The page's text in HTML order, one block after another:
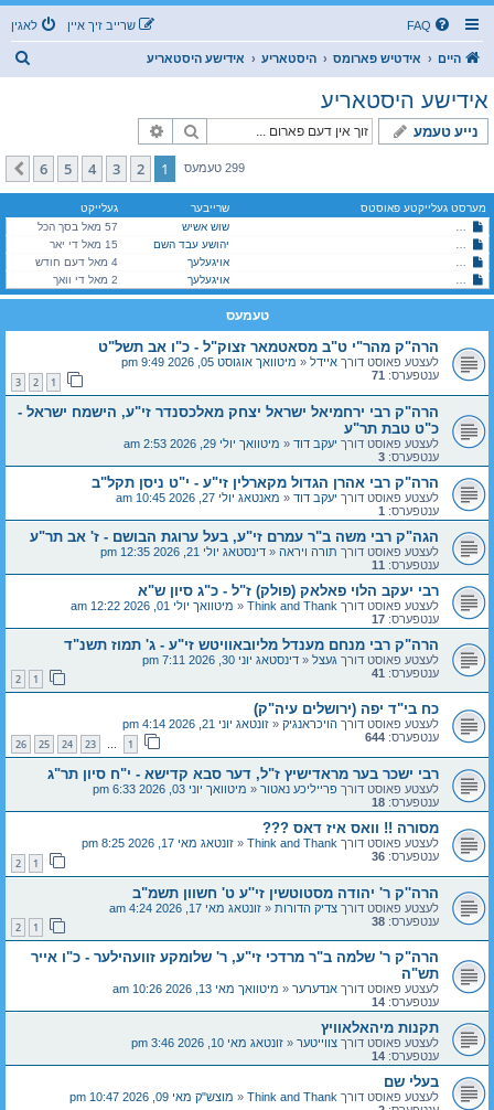
FAQ לאגין שרייב זיך איין
היים אידטיש פארומס היסטאריע אידישע היסטאריע
אידישע היסטאריע
נייע טעמע זוך
299 טעמעס 1
2
3
4
5
6
קומענדיגע
מערסט געלייקטע פאוסטס שרייבער
געלייקט
די לודמירע מויד - א פארנעפלטע געשיכטע אן קיין קלארע מסקנא
שוש אשיש
57 מאל בסך הכל
הרה"ק רבי מנחם מענדל מליובאוויטש זי"ע - ג' תמוז תשנ"דיהושע עבד השם
15 מאל די יאר
הרה"ק מהר"י ט"ב מסאטמאר זצוק"ל - כ"ו אב תשל"טאויגעלעך
4 מאל דעם חודש
הרה"ק מהר"י ט"ב מסאטמאר זצוק"ל - כ"ו אב תשל"טאויגעלעך 2 מאל די וואך
טעמעס
הרה"ק מהר"י ט"ב מסאטמאר זצוק"ל - כ"ו אב תשל"ט
לעצטע פאוסט דורך איידל « מיטוואך אוגוסט 05, 2026 9:49 pm
ענטפערס: 71
1
2
3
הרה"ק רבי ירחמיאל ישראל יצחק מאלכסנדר זי"ע, הישמח ישראל -
כ"ט טבת תר"ע
לעצטע פאוסט דורך יעקב דוד « מיטוואך יולי 29, 2026 2:53 am
ענטפערס: 3
הרה"ק רבי אהרן הגדול מקארלין זי"ע - י"ט ניסן תקל"ב
לעצטע פאוסט דורך יעקב דוד « מאנטאג יולי 27, 2026 10:45 am
ענטפערס: 1
הגה"ק רבי משה ב"ר עמרם זי"ע, בעל ערוגת הבושם - ז' אב תר"ע
לעצטע פאוסט דורך תורה ויראה « דינסטאג יולי 21, 2026 12:35 pm
ענטפערס: 11
רבי יעקב הלוי פאלאק (פולק) ז"ל - כ"ג סיון ש"א
לעצטע פאוסט דורך Think and Thank
« מיטוואך יולי 01, 2026 12:22 am
ענטפערס: 17
הרה"ק רבי מנחם מענדל מליובאוויטש זי"ע - ג' תמוז תשנ"ד
לעצטע פאוסט דורך געצל « דינסטאג יוני 30, 2026 7:11 pm
ענטפערס: 41
1
2
כח בי"ד יפה (ירושלים עיה"ק)
לעצטע פאוסט דורך הויכראנגיק « זונטאג יוני 21, 2026 4:14 pm
ענטפערס: 644
1
…
23
24
25
26
רבי ישכר בער מראדישיץ ז"ל, דער סבא קדישא - י"ח סיון תר"ג
לעצטע פאוסט דורך פרייליכע נאטור « מיטוואך יוני 03, 2026 6:33 pm
ענטפערס: 18
מסורה !! וואס איז דאס ???
לעצטע פאוסט דורך Think and Thank
« זונטאג מאי 17, 2026 8:25 pm
ענטפערס: 36
1
2
הרה''ק ר' יהודה מסטוטשין זי''ע ט' חשוון תשמ"ב
לעצטע פאוסט דורך צדיק הדורות « זונטאג מאי 17, 2026 4:24 am
ענטפערס: 38
1
2
הרה"ק ר' שלמה ב"ר מרדכי זי"ע, ר' שלומקע זוועהילער - כ"ו אייר
תש"ה
לעצטע פאוסט דורך אנדערער « מיטוואך מאי 13, 2026 10:26 am
ענטפערס: 14
תקנות מיהאלאוויץ
לעצטע פאוסט דורך צווייטער « זונטאג מאי 10, 2026 3:46 pm
ענטפערס: 14
בעלי שם
לעצטע פאוסט דורך Think and Thank
« מוצש"ק מאי 09, 2026 10:47 pm